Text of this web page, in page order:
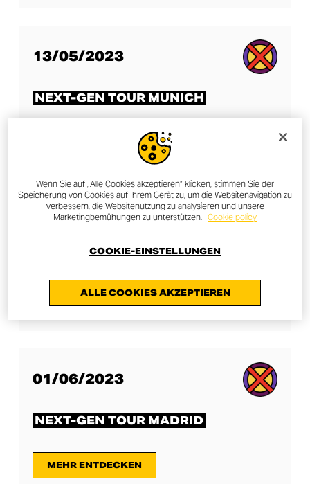
13/05/2023
NEXT-GEN TOUR MUNICH
MEHR ENTDECKEN
16/05/2023
NEXT-GEN TOUR PARIS
MEHR ENTDECKEN
01/06/2023
NEXT-GEN TOUR MADRID
MEHR ENTDECKEN
Wenn Sie auf „Alle Cookies akzeptieren“ klicken, stimmen Sie der
Speicherung von Cookies auf Ihrem Gerät zu, um die Websitenavigation zu
verbessern, die Websitenutzung zu analysieren und unsere
Marketingbemühungen zu unterstützen. Cookie policy
ALLE COOKIES AKZEPTIEREN
COOKIE-EINSTELLUNGEN